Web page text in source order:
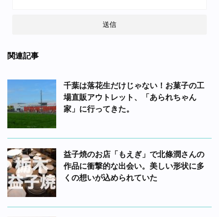
関連記事
千葉は落花生だけじゃない！お菓子の工
場直販アウトレット、「あられちゃん
家」に行ってきた。
益子焼のお店「もえぎ」で北條潤さんの
作品に衝撃的な出会い。美しい形状に多
くの想いが込められていた